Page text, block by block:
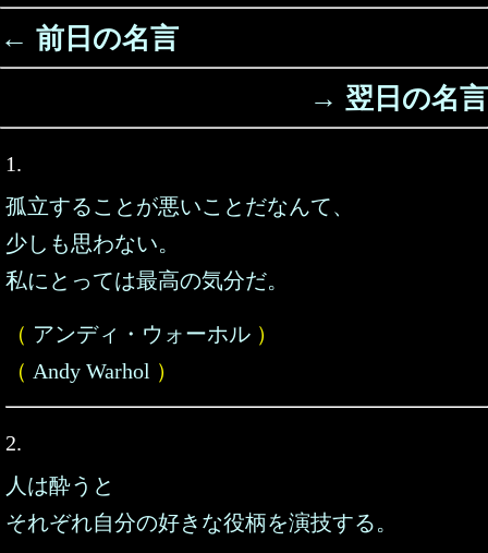
← 前日の名言
→ 翌日の名言
1.
孤立することが悪いことだなんて、
少しも思わない。
私にとっては最高の気分だ。
（ アンディ・ウォーホル ）
（ Andy Warhol ）
2.
人は酔うと
それぞれ自分の好きな役柄を演技する。